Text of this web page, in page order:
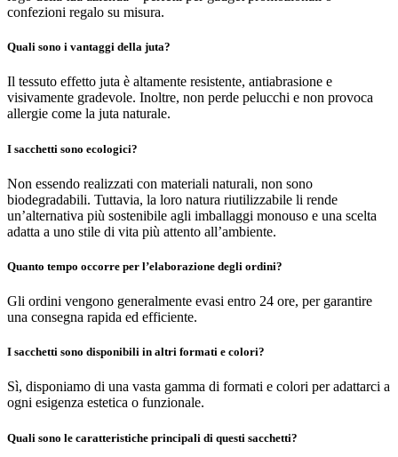
confezioni regalo su misura.
Quali sono i vantaggi della juta?
Il tessuto effetto juta è altamente resistente, antiabrasione e
visivamente gradevole. Inoltre, non perde pelucchi e non provoca
allergie come la juta naturale.
I sacchetti sono ecologici?
Non essendo realizzati con materiali naturali, non sono
biodegradabili. Tuttavia, la loro natura riutilizzabile li rende
un’alternativa più sostenibile agli imballaggi monouso e una scelta
adatta a uno stile di vita più attento all’ambiente.
Quanto tempo occorre per l’elaborazione degli ordini?
Gli ordini vengono generalmente evasi entro 24 ore, per garantire
una consegna rapida ed efficiente.
I sacchetti sono disponibili in altri formati e colori?
Sì, disponiamo di una vasta gamma di formati e colori per adattarci a
ogni esigenza estetica o funzionale.
Quali sono le caratteristiche principali di questi sacchetti?